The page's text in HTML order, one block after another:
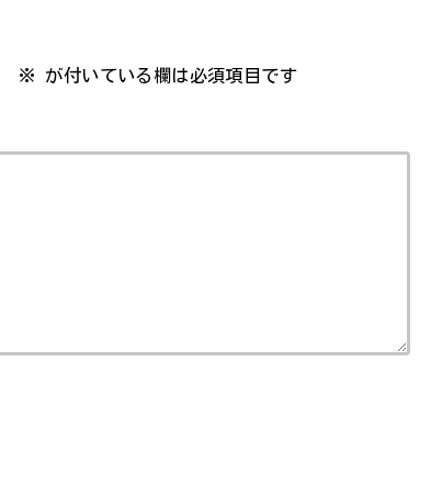
※ が付いている欄は必須項目です